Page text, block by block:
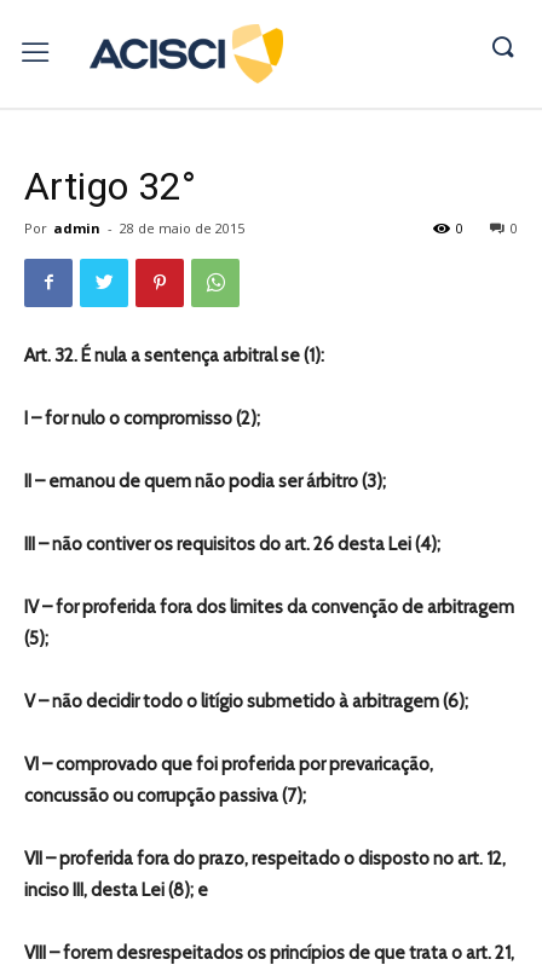
Artigo 32°
Por admin - 28 de maio de 2015 0
0
Art. 32. É nula a sentença arbitral se (1):
I – for nulo o compromisso (2);
II – emanou de quem não podia ser árbitro (3);
III – não contiver os requisitos do art. 26 desta Lei (4);
IV – for proferida fora dos limites da convenção de arbitragem
(5);
V – não decidir todo o litígio submetido à arbitragem (6);
VI – comprovado que foi proferida por prevaricação,
concussão ou corrupção passiva (7);
VII – proferida fora do prazo, respeitado o disposto no art. 12,
inciso III, desta Lei (8); e
VIII – forem desrespeitados os princípios de que trata o art. 21,